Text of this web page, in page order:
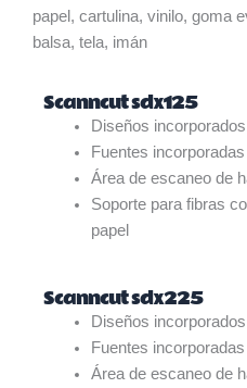
papel, cartulina, vinilo, goma
balsa, tela, imán
Scanncut sdx125
Diseños
Fuentes
Área de escaneo de
Soporte para fibras
papel
Scanncut sdx225
Diseños
Fuentes
Área de escaneo de